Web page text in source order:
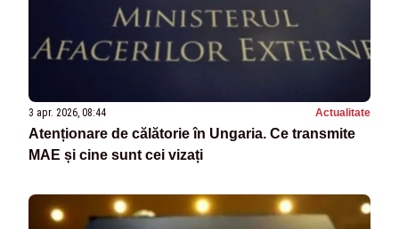
3 apr. 2026, 08:44 Actualitate
Atenționare de călătorie în Ungaria. Ce transmite
MAE și cine sunt cei vizați